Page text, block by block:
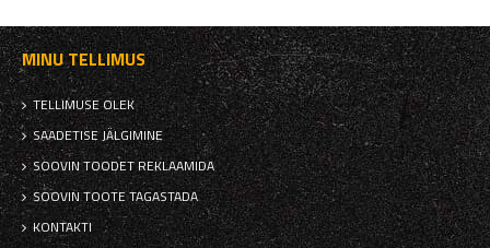
MINU TELLIMUS
TELLIMUSE OLEK
SAADETISE JÄLGIMINE
SOOVIN TOODET REKLAAMIDA
SOOVIN TOOTE TAGASTADA
KONTAKTI